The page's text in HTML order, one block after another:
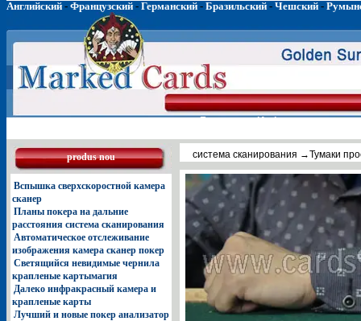
Английский- Французский- Германский- Бразильский- Чешский-
Главная Инфракрасные
produs nou
Вспышка сверхскоростной камера
сканер
Планы покера на дальние
расстояния система сканирования
Автоматическое отслеживание
изображения камера сканер покер
Светящийся невидимые чернила
крапленые картымагия
Далеко инфракрасный камера и
крапленые карты
Лучший и новые покер анализатор
система сканирования →Тумаки